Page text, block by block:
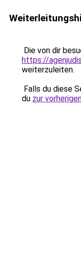
Die von dir
https://
weiterzuleiten.
Falls du diese
du zur